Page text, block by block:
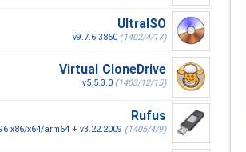
UltraISO
v9.7.6.3860 (1402/4/17)
Virtual CloneDrive
v5.5.3.0 (1403/12/15)
Rufus
x86/x64/arm64 + v3.22.2009 (1405/4/9)